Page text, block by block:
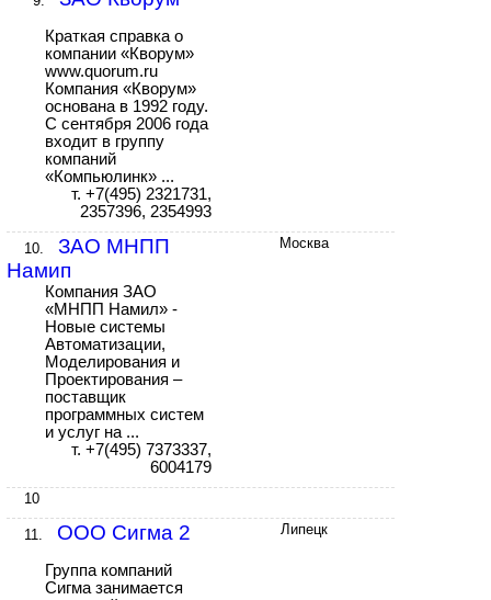
Краткая справка о
компании «Кворум»
www.quorum.ru
Компания «Кворум»
основана в 1992 году.
С сентября 2006 года
входит в группу
компаний
«Компьюлинк» ...
т. +7(495) 2321731,
2357396, 2354993
10.
ЗАО МНПП
Намип
Компания ЗАО
«МНПП Намил» -
Новые системы
Автоматизации,
Моделирования и
Проектирования –
поставщик
программных систем
и услуг на ...
т. +7(495) 7373337,
6004179
Москва
10
11. ООО Сигма 2
Группа компаний
Сигма занимается
Липецк